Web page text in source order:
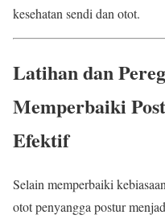
kesehatan sendi dan otot.
Latihan dan
Memperbaiki
Efektif
Selain memperbaiki
otot penyangga postur